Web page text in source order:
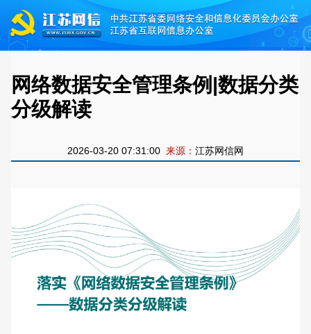
网络数据安全管理条例|数据分类
分级解读
2026-03-20 07:31:00 来源： 江苏网信网